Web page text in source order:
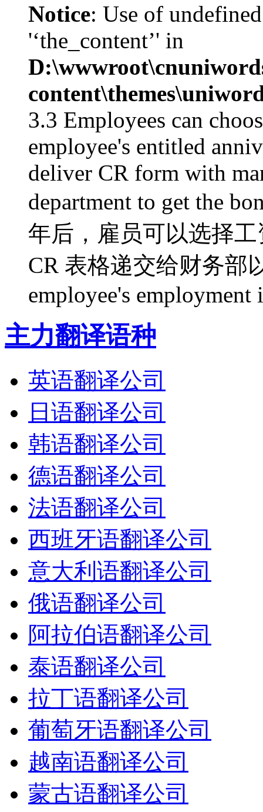
Notice: Use of
'‘the_content’' in
3.3 Employees can
employee's entitled
deliver CR form with
department to get the
年后，雇员可以选择
CR 表格递交给财务部
employee's
主力翻译语种
英语翻译公司
日语翻译公司
韩语翻译公司
德语翻译公司
法语翻译公司
西班牙语翻译公司
意大利语翻译公司
俄语翻译公司
阿拉伯语翻译公司
泰语翻译公司
拉丁语翻译公司
葡萄牙语翻译公司
越南语翻译公司
蒙古语翻译公司